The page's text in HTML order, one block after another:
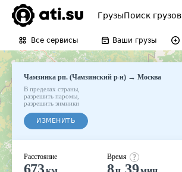
ГрузыПоиск грузов
Все сервисы Ваши грузы
Чамзинка рп. (Чамзинский р-н) → Москва
В пределах страны
разрешить паромы
разрешить зимники
ИЗМЕНИТЬ
Расстояние Время